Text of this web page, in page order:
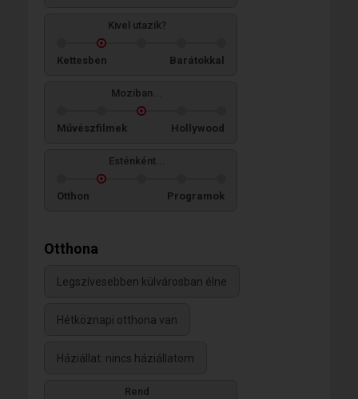
Kivel utazik?
Kettesben Barátokkal
Moziban...
Művészfilmek Hollywood
Esténként...
Otthon Programok
Otthona
Legszívesebben külvárosban élne
Hétköznapi otthona van
Háziállat: nincs háziállatom
Rend